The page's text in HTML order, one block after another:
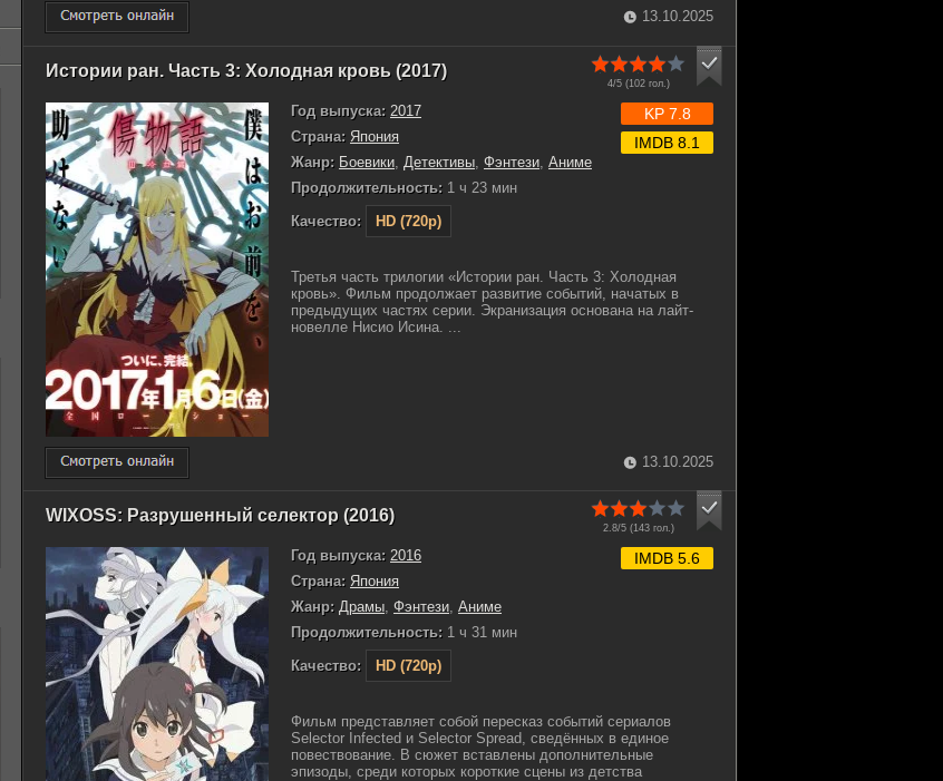
13.10.2025
Истории ран. Часть 3: Холодная кровь (2017)
4/5 (102гол.)
Год выпуска: 2017
Страна: Япония
Жанр: Боевики Детективы Фэнтези Аниме
Продолжительность: 1 ч 23 мин
Качество:
HD (720p)
KP 7.8
IMDB 8.1
Третья часть трилогии «Истории ран. Часть 3: Холодная
кровь». Фильм продолжает развитие событий, начатых в
предыдущих частях серии. Экранизация основана на лайт-
новелле Нисио Исина. ...
13.10.2025
WIXOSS: Разрушенный селектор (2016)
2.8/5 (143гол.)
Год выпуска: 2016
Страна: Япония
Жанр: Драмы, Фэнтези, Аниме
Продолжительность: 1 ч 31 мин
Качество:
HD (720p)
IMDB 5.6
Фильм представляет собой пересказ событий сериалов
Selector Infected и Selector Spread, сведённых в единое
повествование. В сюжет вставлены дополнительные
эпизоды, среди которых короткие сцены из детства